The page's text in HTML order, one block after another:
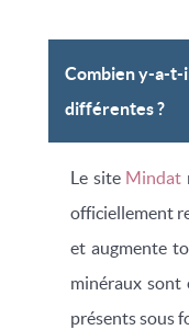
Combien y-a-t-
différentes ?
Le site Mindat
officiellement
et augmente
minéraux sont
présents sous